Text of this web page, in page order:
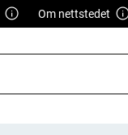
Om nettstedet